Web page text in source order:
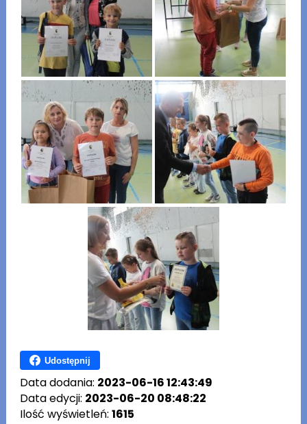
Udostępnij
Data dodania: 2023-06-16 12:43:49
Data edycji: 2023-06-20 08:48:22
Ilość wyświetleń: 1615